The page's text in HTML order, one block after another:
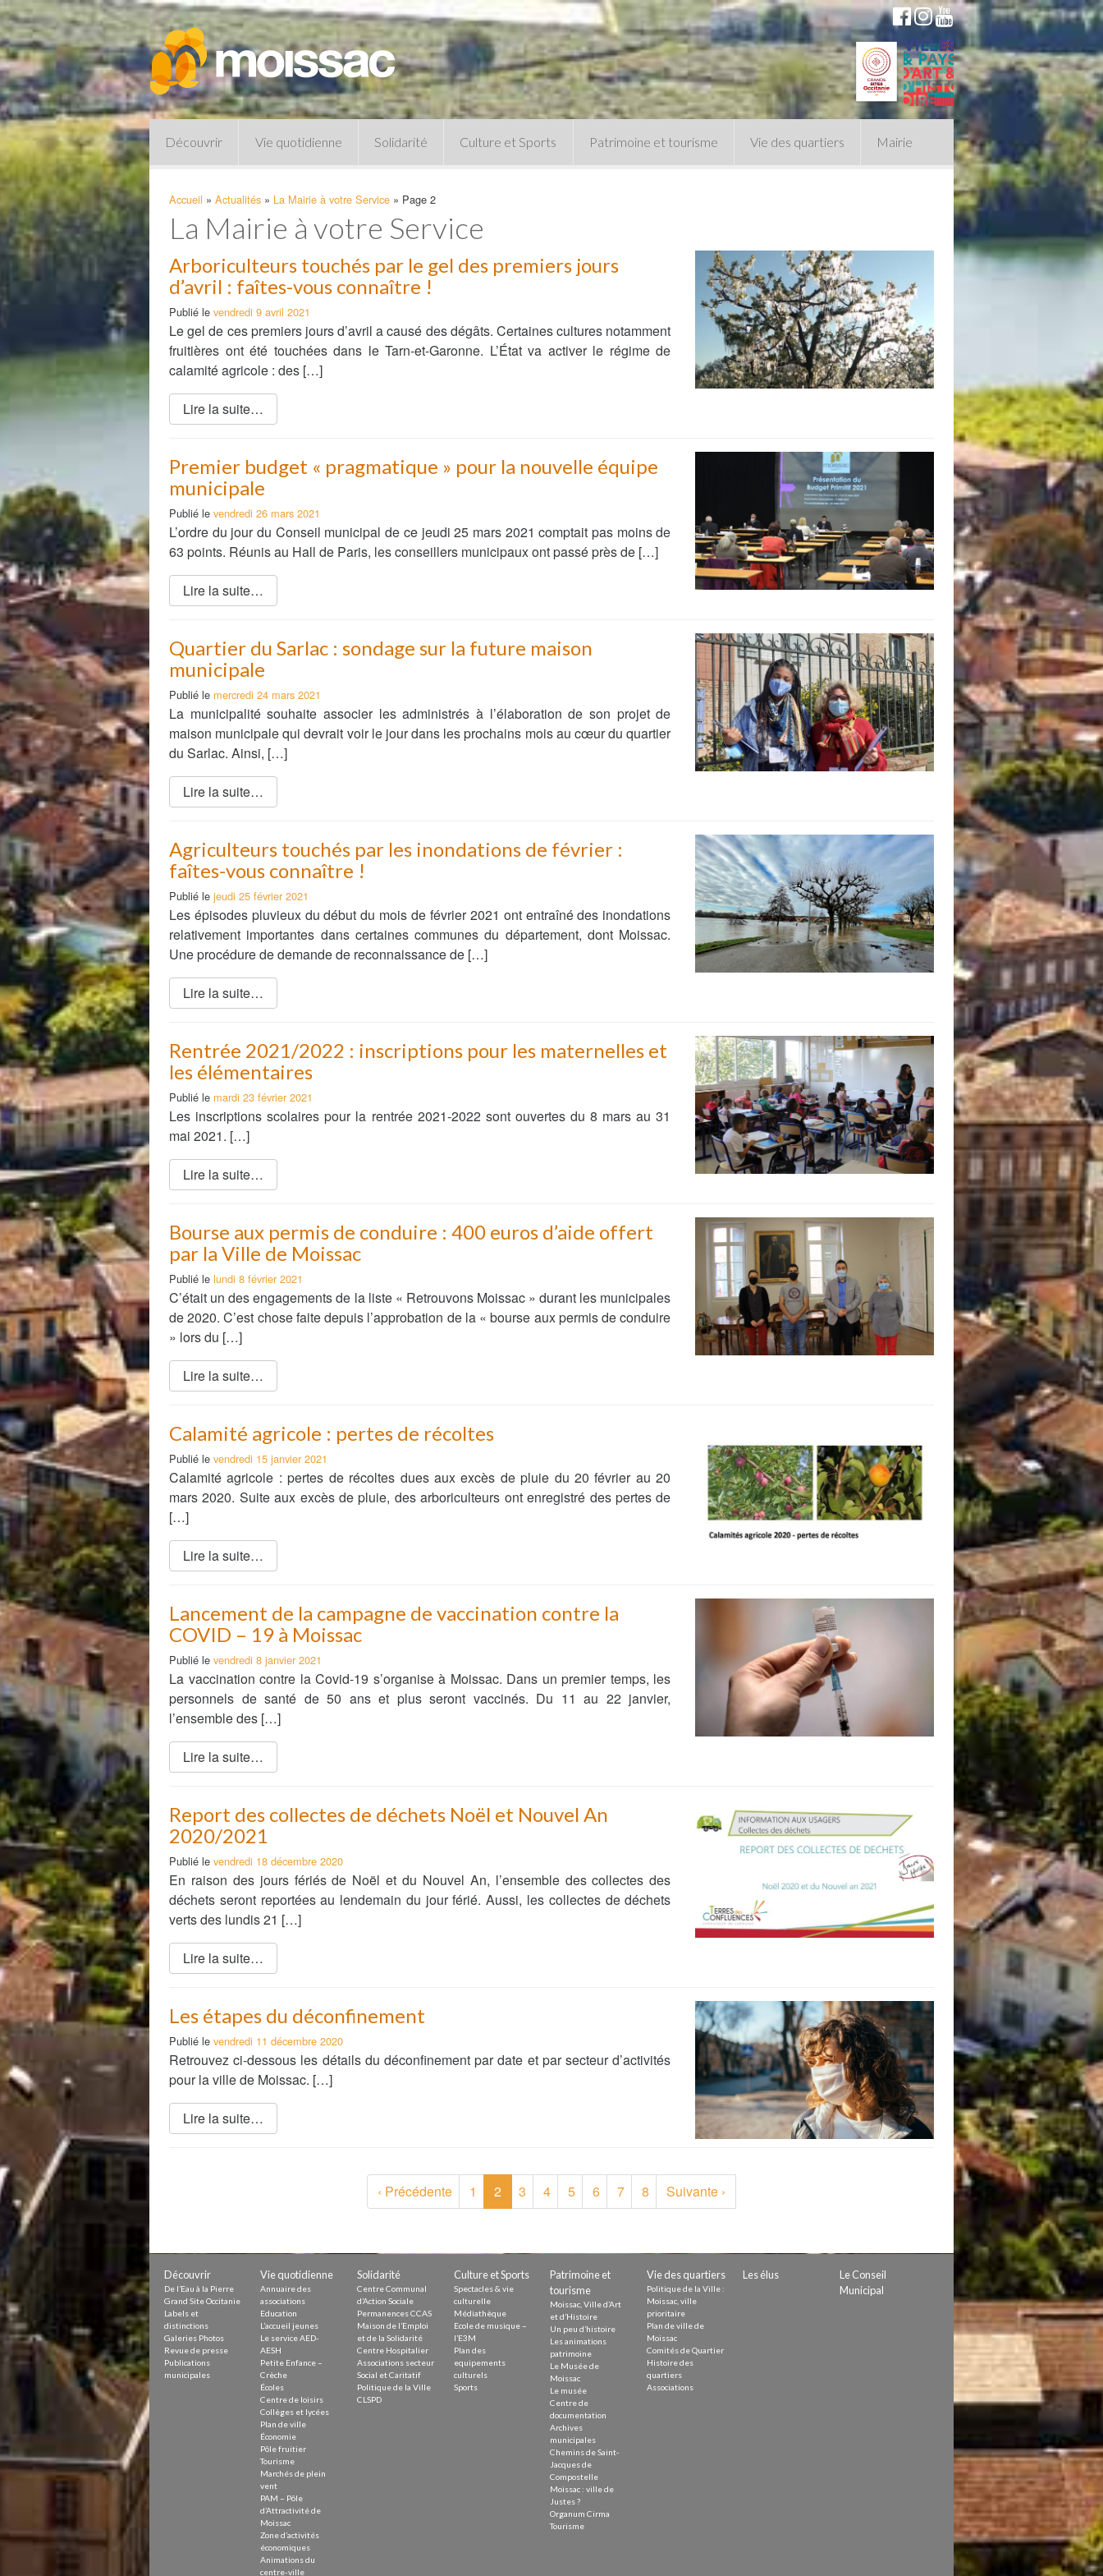
Découvrir Vie quotidienne
Pharmacies de garde
Petite Enfance – Crèche
Collèges et lycées
Le service AED-AESH
Pôle fruitier
Marchés de plein vent
PAM – Pôle d’Attractivité de Moissac
Zones d’activités économiques
Animations du centre-ville
Démarchage
Déchets
Eau
Prévention des risques
Solidarité
Permanences CCAS
Culture et Sports Patrimoine et tourisme
Infos pratiques
Vie des quartiers Mairie
Demande de subvention
Accueil » Actualités » La Mairie à votre Service » Page 2
La Mairie à votre Service
Arboriculteurs touchés par le gel des premiers jours
d’avril : faîtes-vous connaître !
Publié le vendredi 9 avril 2021
Le gel de ces premiers jours d’avril a causé des dégâts. Certaines cultures notamment
fruitières ont été touchées dans le Tarn-et-Garonne. L’État va activer le régime de
calamité agricole : des […]
Lire la suite…
Premier budget « pragmatique » pour la nouvelle équipe
municipale
Publié le vendredi 26 mars 2021
L’ordre du jour du Conseil municipal de ce jeudi 25 mars 2021 comptait pas moins de
63 points. Réunis au Hall de Paris, les conseillers municipaux ont passé près de […]
Lire la suite…
Quartier du Sarlac : sondage sur la future maison
municipale
Publié le mercredi 24 mars 2021
La municipalité souhaite associer les administrés à l’élaboration de son projet de
maison municipale qui devrait voir le jour dans les prochains mois au cœur du quartier
du Sarlac. Ainsi, […]
Lire la suite…
Agriculteurs touchés par les inondations de février :
faîtes-vous connaître !
Publié le jeudi 25 février 2021
Les épisodes pluvieux du début du mois de février 2021 ont entraîné des inondations
relativement importantes dans certaines communes du département, dont Moissac.
Une procédure de demande de reconnaissance de […]
Lire la suite…
Rentrée 2021/2022 : inscriptions pour les maternelles et
les élémentaires
Publié le mardi 23 février 2021
Les inscriptions scolaires pour la rentrée 2021-2022 sont ouvertes du 8 mars au 31
mai 2021. […]
Lire la suite…
Bourse aux permis de conduire : 400 euros d’aide offert
par la Ville de Moissac
Publié le lundi 8 février 2021
C’était un des engagements de la liste « Retrouvons Moissac » durant les municipales
de 2020. C’est chose faite depuis l’approbation de la « bourse aux permis de conduire
» lors du […]
Lire la suite…
Calamité agricole : pertes de récoltes
Publié le vendredi 15 janvier 2021
Calamité agricole : pertes de récoltes dues aux excès de pluie du 20 février au 20
mars 2020. Suite aux excès de pluie, des arboriculteurs ont enregistré des pertes de
[…]
Lire la suite…
Lancement de la campagne de vaccination contre la
COVID – 19 à Moissac
Publié le vendredi 8 janvier 2021
La vaccination contre la Covid-19 s’organise à Moissac. Dans un premier temps, les
personnels de santé de 50 ans et plus seront vaccinés. Du 11 au 22 janvier,
l’ensemble des […]
Lire la suite…
Report des collectes de déchets Noël et Nouvel An
2020/2021
Publié le vendredi 18 décembre 2020
En raison des jours fériés de Noël et du Nouvel An, l’ensemble des collectes des
déchets seront reportées au lendemain du jour férié. Aussi, les collectes de déchets
verts des lundis 21 […]
Lire la suite…
Les étapes du déconfinement
Publié le vendredi 11 décembre 2020
Retrouvez ci-dessous les détails du déconfinement par date et par secteur d’activités
pour la ville de Moissac. […]
Lire la suite…
‹ Précédente 1 2 (current)
3 4 5 6 7 8 Suivante ›
Découvrir
De l’Eau à la Pierre
Grand Site Occitanie
Labels et
distinctions
Galeries Photos
Revue de presse
Publications
municipales
Vie quotidienne
Annuaire des
associations
Education
L’accueil jeunes
Le service AED-
AESH
Petite Enfance –
Crèche
Écoles
Centre de loisirs
Collèges et lycées
Plan de ville
Économie
Pôle fruitier
Tourisme
Marchés de plein
vent
PAM – Pôle
d’Attractivité de
Moissac
Zone d’activités
économiques
Animations du
centre-ville
Solidarité
Centre Communal
d’Action Sociale
Permanences CCAS
Maison de l’Emploi
et de la Solidarité
Centre Hospitalier
Associations secteur
Social et Caritatif
Politique de la Ville
CLSPD
Culture et Sports
Spectacles & vie
culturelle
Médiathèque
Ecole de musique –
l’E3M
Plan des
equipements
culturels
Sports
Patrimoine et
tourisme
Moissac, Ville d’Art
et d’Histoire
Un peu d’histoire
Les animations
patrimoine
Le Musée de
Moissac
Le musée
Centre de
documentation
Archives
municipales
Chemins de Saint-
Jacques de
Compostelle
Moissac : ville de
Justes ?
Organum Cirma
Tourisme
Vie des quartiers
Politique de la Ville :
Moissac, ville
prioritaire
Plan de ville de
Moissac
Comités de Quartier
Histoire des
quartiers
Associations
Les élus
Le Conseil
Municipal